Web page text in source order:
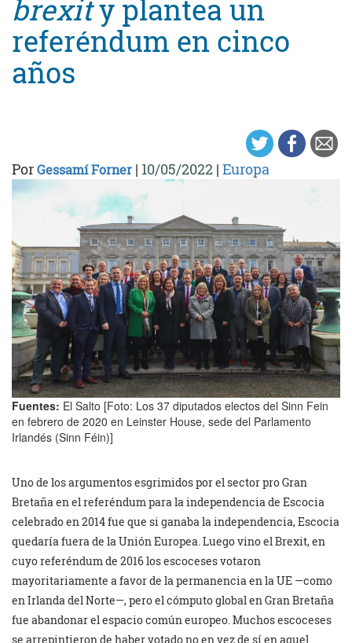
brexity plantea un
referéndum en cinco
años
PorGessamí Forner | 10/05/2022 | Europa
Fuentes: El Salto [Foto: Los 37 diputados electos del Sinn Fein
en febrero de 2020 en Leinster House, sede del Parlamento
Irlandés (Sinn Féin)]
Uno de los argumentos esgrimidos por el sector pro Gran
Bretaña en el referéndum para la independencia de Escocia
celebrado en 2014 fue que si ganaba la independencia, Escocia
quedaría fuera de la Unión Europea. Luego vino el Brexit, en
cuyo referéndum de 2016 los escoceses votaron
mayoritariamente a favor de la permanencia en la UE —como
en Irlanda del Norte—, pero el cómputo global en Gran Bretaña
fue abandonar el espacio común europeo. Muchos escoceses
se arrepintieron de haber votado no en vez de sí en aquel